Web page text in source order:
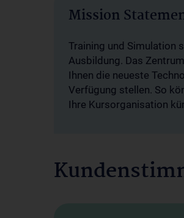
Mission
Training und Simulation
Ausbildung. Das
Ihnen die neueste
Verfügung stellen. So
Ihre Kursorganisation